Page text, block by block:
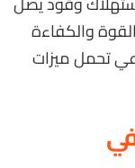
القوة والكفاءة
تحمل ميزات
تي تو 2025 في